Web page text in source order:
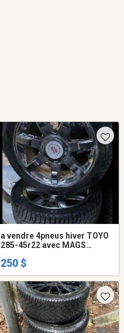
a vendre 4pneus hiver TOYO
285-45r22 avec MAGS
250 $